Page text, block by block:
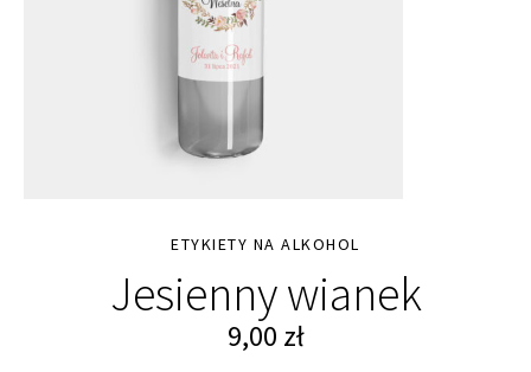
ETYKIETY NA ALKOHOL
Jesienny wianek
9,00 zł